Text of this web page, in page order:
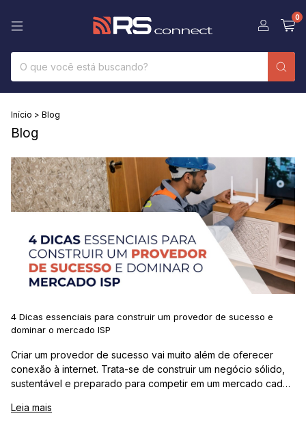
0
Início > Blog
Blog
4 Dicas essenciais para construir um provedor de sucesso e
dominar o mercado ISP
Criar um provedor de sucesso vai muito além de oferecer
conexão à internet. Trata-se de construir um negócio sólido,
sustentável e preparado para competir em um mercado cada
Providers), a comb
Leia mais